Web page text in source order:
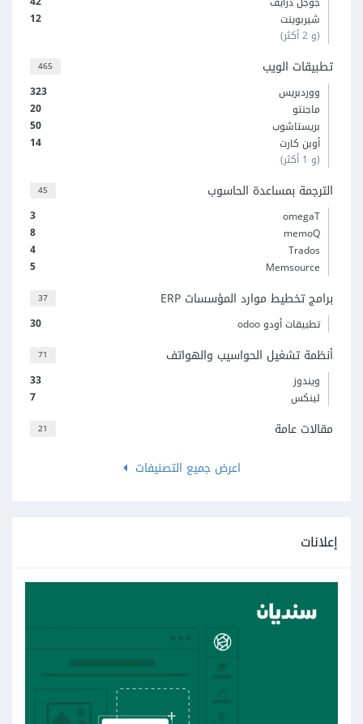
12
شيربوينت
(و 2 أكثر)
465 تطبيقات الويب
323
ووردبريس
20
ماجنتو
50
بريستاشوب
14
أوبن كارت
(و 1 أكثر)
45 الترجمة بمساعدة الحاسوب
3
omegaT
8
memoQ
4
Trados
5
Memsource
37 برامج تخطيط موارد المؤسسات ERP
30 تطبيقات أودو odoo
71 أنظمة تشغيل الحواسيب والهواتف
33
ويندوز
7
لينكس
21
مقالات عامة
اعرض جميع التصنيفات
إعلانات